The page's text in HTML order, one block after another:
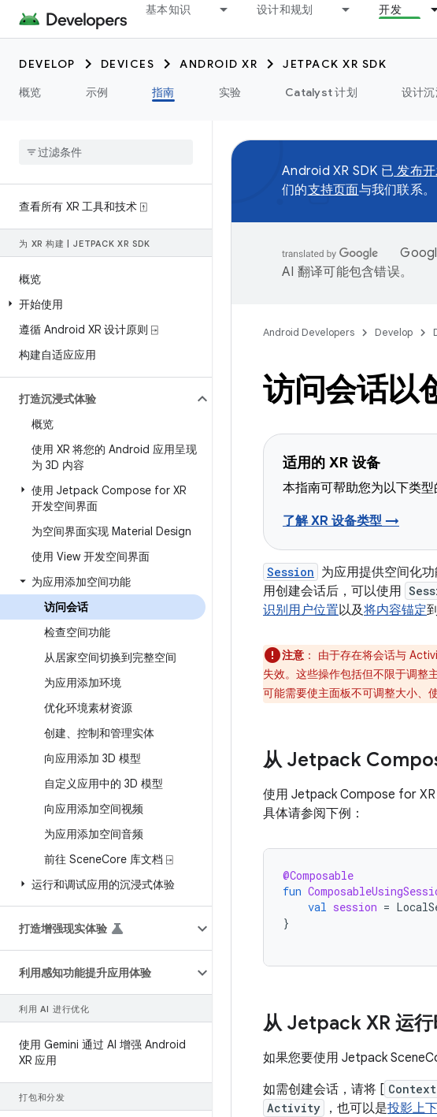
基本知识 设计和规划 开发
DEVELOP DEVICES ANDROID XR
JETPACK XR SDK
概览
示例 指南 实验 Catalyst 计划 设计
查看所有 XR 工具和技术 ⍐
为 XR 构建 JETPACK XR SDK
概览
开始使用
遵循 Android XR 设计原则 ⍈
构建自适应应用
打造沉浸式体验
概览
使用 XR 将您的 Android 应用呈现
为 3D 内容
使用 Jetpack Compose for XR
开发空间界面
为空间界面实现 Material Design
使用 View 开发空间界面
为应用添加空间功能
访问会话
检查空间功能
从居家空间切换到完整空间
为应用添加环境
优化环境素材资源
创建、控制和管理实体
向应用添加 3D 模型
自定义应用中的 3D 模型
向应用添加空间视频
为应用添加空间音频
前往 SceneCore 库文档 ⍈
运行和调试应用的沉浸式体验
打造增强现实体验
利用感知功能提升应用体验
利用 AI 进行优化
使用 Gemini 通过 AI 增强 Android
XR 应用
打包和分发
Android XR SDK 已 发布
们的支持页面与我们联系。
AI 翻译可能包含错误。
Android Developers Develop
访问会话以
适用的 XR 设备
本指南可帮助您为以下类型
了解 XR 设备类型 →
Session 为应用提供空间化
用创建会话后，可以使用
识别用户位置以及将内容锚定
注意 ： 由于存在将会话与
失效。这些操作包括但不限于调整
可能需要使主面板不可调整大小、
从 Jetpack
使用 Jetpack Compose for
具体请参阅下例：
@Composable
fun
val session =
}
从 Jetpack XR 运
如果您要使用 Jetpack
如需创建会话，请将 [ Context
Activity ，也可以是投影上